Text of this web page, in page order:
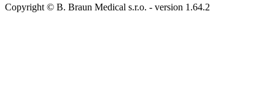
Copyright © B. Braun Medical s.r.o. - version 1.64.2